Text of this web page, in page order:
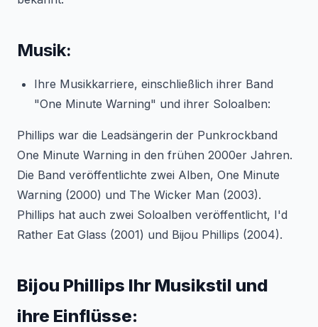
Musik:
Ihre Musikkarriere, einschließlich ihrer Band
"One Minute Warning" und ihrer Soloalben:
Phillips war die Leadsängerin der Punkrockband
One Minute Warning in den frühen 2000er Jahren.
Die Band veröffentlichte zwei Alben, One Minute
Warning (2000) und The Wicker Man (2003).
Phillips hat auch zwei Soloalben veröffentlicht, I'd
Rather Eat Glass (2001) und Bijou Phillips (2004).
Bijou Phillips Ihr Musikstil und
ihre Einflüsse: